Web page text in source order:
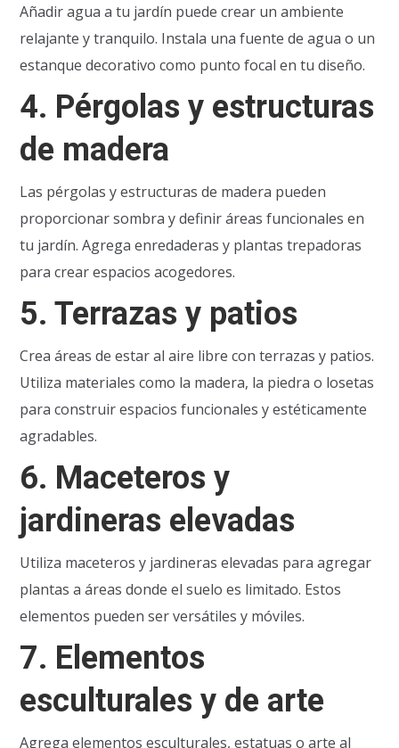
Añadir agua a tu jardín puede crear un ambiente
relajante y tranquilo. Instala una fuente de agua o un
estanque decorativo como punto focal en tu diseño.
4. Pérgolas y estructuras
de madera
Las pérgolas y estructuras de madera pueden
proporcionar sombra y definir áreas funcionales en
tu jardín. Agrega enredaderas y plantas trepadoras
para crear espacios acogedores.
5.Terrazas y patios
Crea áreas de estar al aire libre con terrazas y patios.
Utiliza materiales como la madera, la piedra o losetas
para construir espacios funcionales y estéticamente
agradables.
6. Maceteros y
jardineras elevadas
Utiliza maceteros y jardineras elevadas para agregar
plantas a áreas donde el suelo es limitado. Estos
elementos pueden ser versátiles y móviles.
7. Elementos
esculturales y de arte
Agrega elementos esculturales, estatuas o arte al